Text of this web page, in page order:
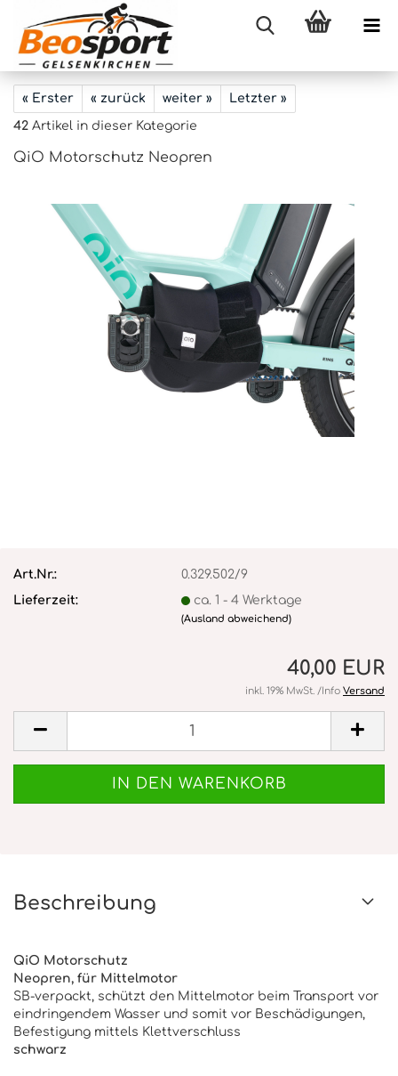
« Erster « zurück weiter » Letzter »
42 Artikel in dieser Kategorie
QiO Motorschutz Neopren
Art.Nr.:
0.329.502/9
Lieferzeit:
ca. 1 - 4 Werktage
(Ausland abweichend)
40,00 EUR
inkl. 19% MwSt. /Info Versand
Beschreibung
QiO Motorschutz
Neopren, für Mittelmotor
SB-verpackt, schützt den Mittelmotor beim Transport vor
eindringendem Wasser und somit vor Beschädigungen,
Befestigung mittels Klettverschluss
schwarz